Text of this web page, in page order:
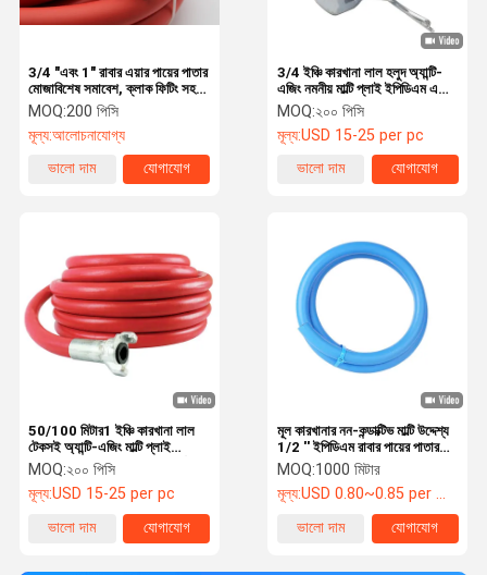
3/4 "এবং 1" রাবার এয়ার পায়ের পাতার
মোজাবিশেষ সমাবেশ, ক্লাক ফিটিং সহ
জ্যাক হামার পায়ের পাতার মোজাবিশেষ
MOQ:200 পিসি
মূল্য:আলোচনাযোগ্য
ভালো দাম
যোগাযোগ
3/4 ইঞ্চি কারখানা লাল হলুদ অ্যান্টি-
এজিং নমনীয় মাল্টি প্লাই ইপিডিএম এয়ার
জ্যাকহ্যামার কম্প্রেসার ইলেকট্রিক
ড্রিল রাবার পায়ের পাতার মোজাবিশেষ
MOQ:২০০ পিসি
মূল্য:USD 15-25 per pc
ভালো দাম
যোগাযোগ
50/100 মিটার1 ইঞ্চি কারখানা লাল
টেকসই অ্যান্টি-এজিং মাল্টি প্লাই
ইপিডিএম এয়ার জ্যাকহ্যামার নল যৌগিক
কম্প্রেসার বৈদ্যুতিক ড্রিল
MOQ:২০০ পিসি
মূল্য:USD 15-25 per pc
ভালো দাম
যোগাযোগ
মূল কারখানার নন-কন্ডাক্টিভ মাল্টি উদ্দেশ্য
1/2 '' ইপিডিএম রাবার পায়ের পাতার
মোজাবিশেষ শিল্প, কৃষি, জল, তেল এবং
বায়ু স্থানান্তর অ্যাপ্লিকেশন জন্য
নমনীয়
MOQ:1000 মিটার
মূল্য:USD 0.80~0.85 per meter
ভালো দাম
যোগাযোগ